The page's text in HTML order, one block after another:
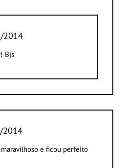
2014
Bjs
2014
e ficou perfeito